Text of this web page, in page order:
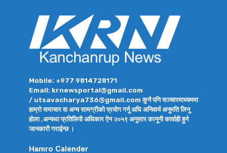
Mobile: +977 9814728171
Email: krnewsportal@gmail.com
/ utsavacharya736@gmail.com कुनै पनि सञ्चारमाध्यममा
हाम्रो समाचार वा अन्य सामग्रीको प्रयोग गर्नु अघि अनिवार्य अनुमति लिनु
होला ,अन्यथा प्रतिलिपी अधिकार ऐन २०५९ अनुसार कानूनी कार्वाही हुने
जानकारी गराईन्छ ।
Hamro Calender